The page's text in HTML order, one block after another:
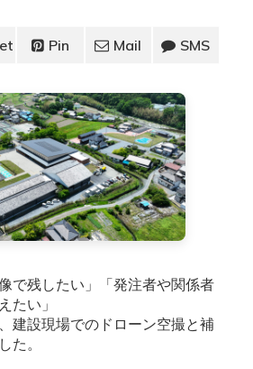
Pin Mail SMS
で残したい」「発注者や関係者
たい」
建設現場でのドローン空撮と補
た。